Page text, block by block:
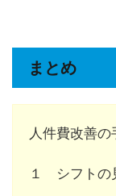
まとめ
人件費改善の
１ シフトの